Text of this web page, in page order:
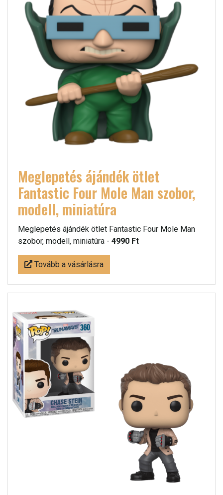
Meglepetés ájándék ötlet
Fantastic Four Mole Man szobor,
modell, miniatúra
Meglepetés ájándék ötlet Fantastic Four Mole Man
szobor, modell, miniatúra - 4990 Ft
Tovább a vásárlásra